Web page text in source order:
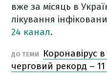
вже за місяць в
лікування
24 канал.
ДО ТЕМИ
Коронавірус
черговий рекорд –